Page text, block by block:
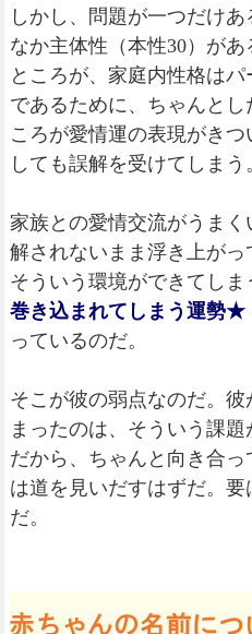
しかし、問題が一つだけ
なか主体性（本性30）があ
ところが、家庭内性格はパ
であるために、ちゃんと
ころが愛情運の表現がきつ
しても誤解を受けてしまう
家族との愛情交流がうま
解されないまま浮き上がっ
そういう環境ができてしま
巻き込まれてしまう運勢★
っているのだ。
そこが彼の弱点なのだ。
まったのは、そういう課題
だから、ちゃんと向き合
は道を見いだすはずだ。要
だ。